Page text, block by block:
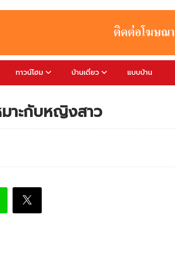
ทาวน์โฮม บ้านเดี่ยว แบบบ้าน
าะกับหญิงสาว